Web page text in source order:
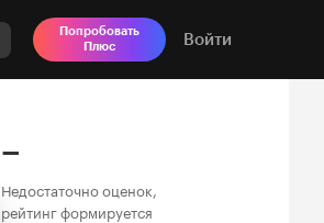
Попробовать
Плюс
Войти
–
Недостаточно оценок,
рейтинг формируется